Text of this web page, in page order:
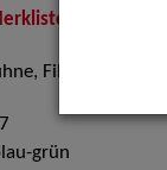
Film und TV
grün